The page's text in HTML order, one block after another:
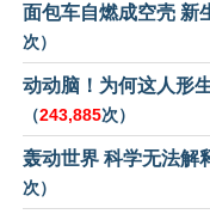
面包车自燃成空壳 新
次）
动动脑！为何这人形
（243,885次）
轰动世界 科学无法解
次）